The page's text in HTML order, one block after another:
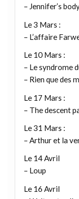
– Jennifer’s
Le 3 Mars :
– L’affaire
Le 10 Mars :
– Le syndrome
– Rien que des
Le 17 Mars :
– The descent
Le 31 Mars :
– Arthur et la
Le 14 Avril
– Loup
Le 16 Avril